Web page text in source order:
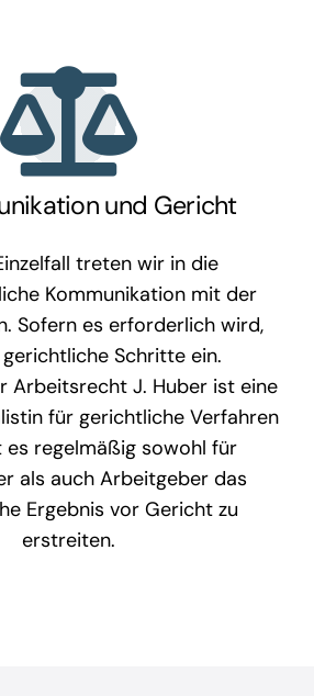
und Gericht
treten wir in die
Kommunikation mit der
Sofern es erforderlich wird,
Schritte ein.
Arbeitsrecht J. Huber ist eine
für gerichtliche Verfahren
es regelmäßig sowohl für
als auch Arbeitgeber das
Ergebnis vor Gericht zu
erstreiten.